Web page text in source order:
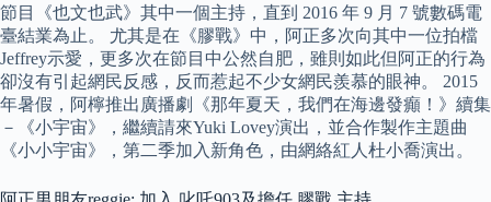
節目《也文也武》其中一個主持，直到 2016 年 9 月 7 號數碼電
臺結業為止。 尤其是在《膠戰》中，阿正多次向其中一位拍檔
Jeffrey示愛，更多次在節目中公然自肥，雖則如此但阿正的行為
卻沒有引起網民反感，反而惹起不少女網民羨慕的眼神。 2015
年暑假，阿檸推出廣播劇《那年夏天，我們在海邊發癲！》續集
－《小宇宙》，繼續請來Yuki Lovey演出，並合作製作主題曲
《小小宇宙》，第二季加入新角色，由網絡紅人杜小喬演出。